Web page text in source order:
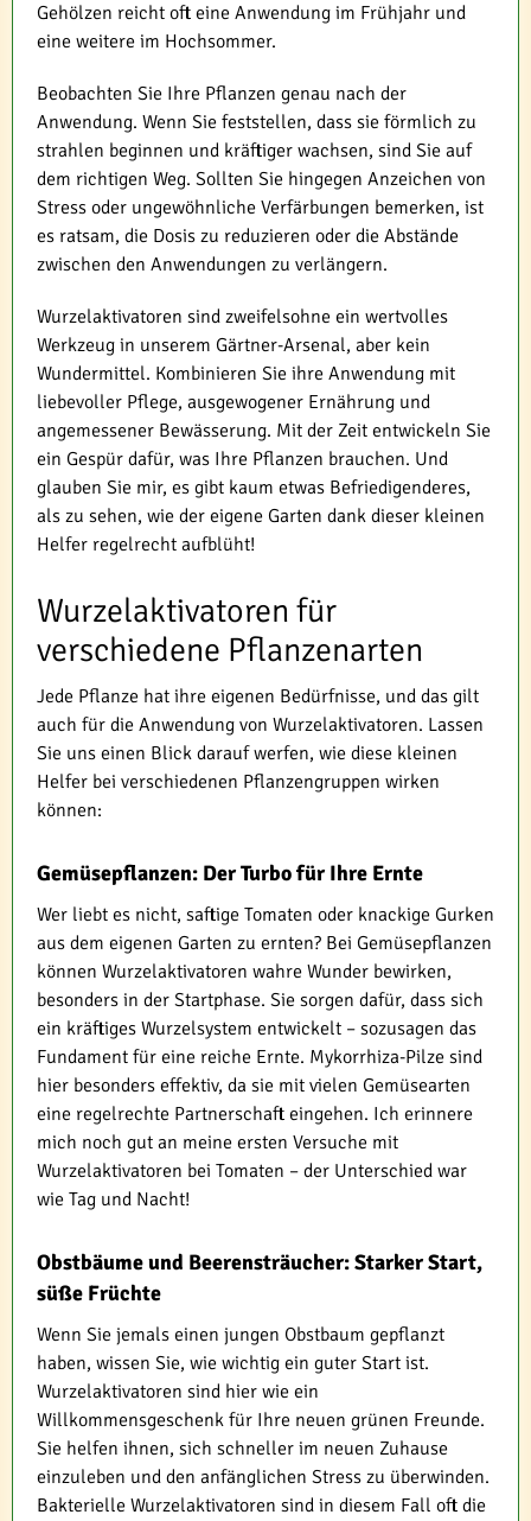
Gehölzen reicht oft eine Anwendung im Frühjahr und
eine weitere im Hochsommer.
Beobachten Sie Ihre Pflanzen genau nach der
Anwendung. Wenn Sie feststellen, dass sie förmlich zu
strahlen beginnen und kräftiger wachsen, sind Sie auf
dem richtigen Weg. Sollten Sie hingegen Anzeichen von
Stress oder ungewöhnliche Verfärbungen bemerken, ist
es ratsam, die Dosis zu reduzieren oder die Abstände
zwischen den Anwendungen zu verlängern.
Wurzelaktivatoren sind zweifelsohne ein wertvolles
Werkzeug in unserem Gärtner-Arsenal, aber kein
Wundermittel. Kombinieren Sie ihre Anwendung mit
liebevoller Pflege, ausgewogener Ernährung und
angemessener Bewässerung. Mit der Zeit entwickeln Sie
ein Gespür dafür, was Ihre Pflanzen brauchen. Und
glauben Sie mir, es gibt kaum etwas Befriedigenderes,
als zu sehen, wie der eigene Garten dank dieser kleinen
Helfer regelrecht aufblüht!
Wurzelaktivatoren für
verschiedene Pflanzenarten
Jede Pflanze hat ihre eigenen Bedürfnisse, und das gilt
auch für die Anwendung von Wurzelaktivatoren. Lassen
Sie uns einen Blick darauf werfen, wie diese kleinen
Helfer bei verschiedenen Pflanzengruppen wirken
können:
Gemüsepflanzen: Der Turbo für Ihre Ernte
Wer liebt es nicht, saftige Tomaten oder knackige Gurken
aus dem eigenen Garten zu ernten? Bei Gemüsepflanzen
können Wurzelaktivatoren wahre Wunder bewirken,
besonders in der Startphase. Sie sorgen dafür, dass sich
ein kräftiges Wurzelsystem entwickelt – sozusagen das
Fundament für eine reiche Ernte. Mykorrhiza-Pilze sind
hier besonders effektiv, da sie mit vielen Gemüsearten
eine regelrechte Partnerschaft eingehen. Ich erinnere
mich noch gut an meine ersten Versuche mit
Wurzelaktivatoren bei Tomaten – der Unterschied war
wie Tag und Nacht!
Obstbäume und Beerensträucher: Starker Start,
süße Früchte
Wenn Sie jemals einen jungen Obstbaum gepflanzt
haben, wissen Sie, wie wichtig ein guter Start ist.
Wurzelaktivatoren sind hier wie ein
Willkommensgeschenk für Ihre neuen grünen Freunde.
Sie helfen ihnen, sich schneller im neuen Zuhause
einzuleben und den anfänglichen Stress zu überwinden.
Bakterielle Wurzelaktivatoren sind in diesem Fall oft die